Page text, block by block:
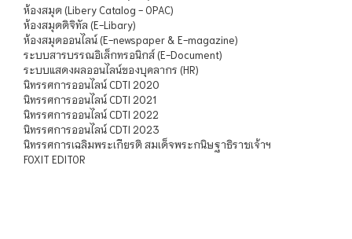
ห้องสมุด (Libery Catalog - OPAC)
ห้องสมุดดิจิทัล (E-Libary)
ห้องสมุดออนไลน์ (E-newspaper & E-magazine)
ระบบสารบรรณอิเล็กทรอนิกส์ (E-Document)
ระบบแสดงผลออนไลน์ของบุคลากร (HR)
นิทรรศการออนไลน์ CDTI 2020
นิทรรศการออนไลน์ CDTI 2021
นิทรรศการออนไลน์ CDTI 2022
นิทรรศการออนไลน์ CDTI 2023
นิทรรศการเฉลิมพระเกียรติ สมเด็จพระกนิษฐาธิราชเจ้าฯ
FOXIT EDITOR